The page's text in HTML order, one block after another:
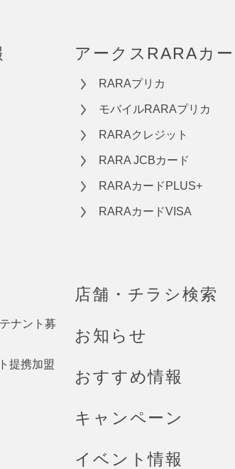
アークスRARAカー
RARAプリカ
モバイルRARAプリカ
RARAクレジット
RARA JCBカード
RARAカードPLUS+
RARAカードVISA
ナント募
提携加盟
店舗・チラシ検索
お知らせ
おすすめ情報
キャンペーン
イベント情報